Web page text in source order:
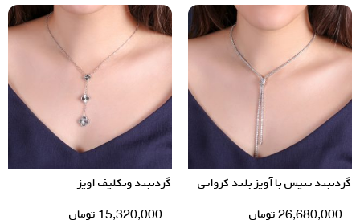
گردنبند تنیس با آویز بلند کرواتی
26,680,000تومان
گردنبند ونکلیف اویز
15,320,000 تومان